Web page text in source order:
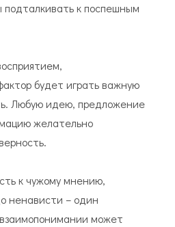
подталкивать к поспешным
будет играть важную
Любую идею, предложение
желательно
к чужому мнению,
ненависти – один
может